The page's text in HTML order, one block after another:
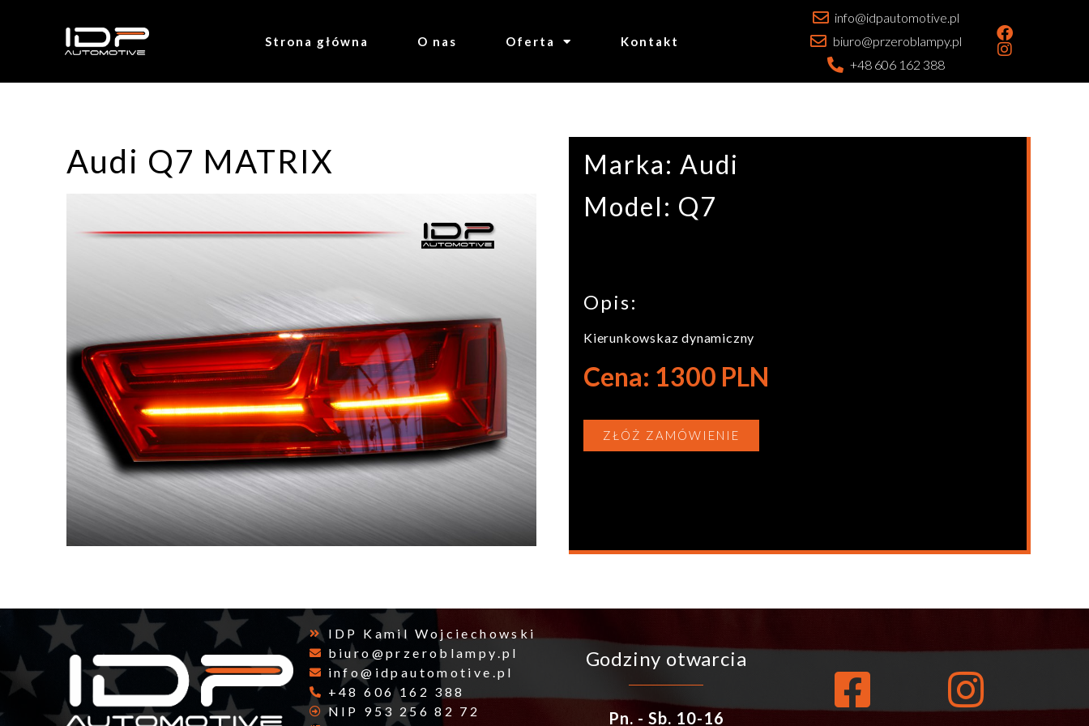
Strona główna O nas Oferta Kontakt
info@idpautomotive.pl
biuro@przeroblampy.pl
+48 606 162 388
Audi Q7 MATRIX
Marka: Audi
Model: Q7
Opis:
Kierunkowskaz dynamiczny
Cena: 1300 PLN
ZŁÓŻ ZAMÓWIENIE
IDP Kamil Wojciechowski
biuro@przeroblampy.pl
info@idpautomotive.pl
+48 606 162 388
NIP 953 256 82 72
Godziny otwarcia
Pn. - Sb. 10-16